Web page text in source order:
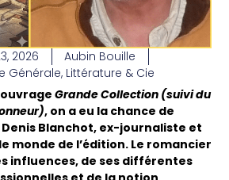
2026
Aubin Bouille
Générale, Littérature & Cie
Grande Collection (suivi du
, on a eu la chance de
Blanchot, ex-journaliste et
monde de l’édition. Le romancier
influences, de ses différentes